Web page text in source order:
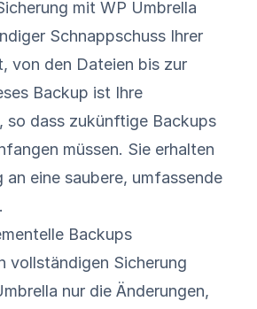
mit WP Umbrella
Schnappschuss Ihrer
von den Dateien bis zur
Backup ist Ihre
so dass zukünftige Backups
müssen. Sie erhalten
an eine saubere, umfassende
Backups
vollständigen Sicherung
nur die Änderungen,